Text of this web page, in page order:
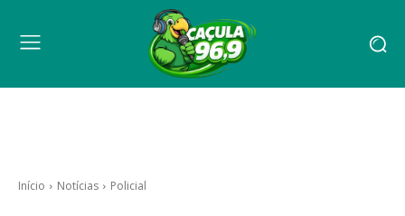
Início Notícias Policial